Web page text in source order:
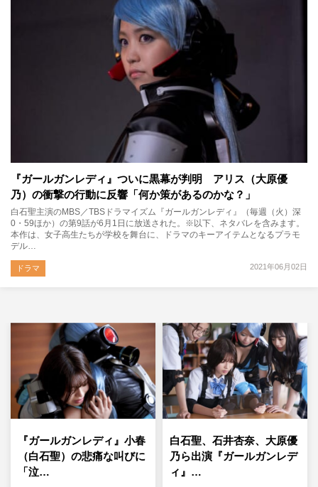
『ガールガンレディ』ついに黒幕が判明 アリス（大原優
乃）の衝撃の行動に反響「何か策があるのかな？」
白石聖主演のMBS／TBSドラマイズム『ガールガンレディ』（毎週（火）深
0・59ほか）の第9話が6月1日に放送された。※以下、ネタバレを含みます。
本作は、女子高生たちが学校を舞台に、ドラマのキーアイテムとなるプラモ
デル…
2021年06月02日
ドラマ
『ガールガンレディ』小春
（白石聖）の悲痛な叫びに
「泣…
白石聖、石井杏奈、大原優
乃ら出演『ガールガンレデ
ィ』…